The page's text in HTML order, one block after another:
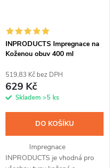
INPRODUCTS Impregnace na
Koženou obuv 400 ml
519,83 Kč bez DPH
629 Kč
Skladem >5 ks
DO KOŠÍKU
Impregnace
INPRODUCTS je vhodná pro